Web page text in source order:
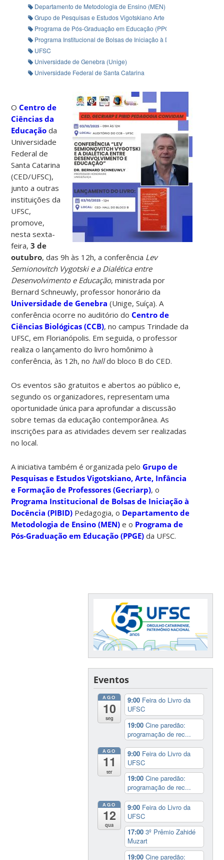
Departamento de Metodologia de Ensino (MEN)
Grupo de Pesquisas e Estudos Vigotskiano Arte Infância e
Programa de Pós-Graduação em Educação (PPGE)
Programa Institucional de Bolsas de Iniciação à Docência (PIBID)
UFSC
Universidade de Genebra (Unige)
Universidade Federal de Santa Catarina
OCentro de
Ciências da
Educação da
Universidade
Federal de
Santa Catarina
(CED/UFSC),
junto a outras
instituições da
UFSC,
promove,
nesta sexta-
feira,3 de
outubro, das 9h às 12h, a conferência Lev
Semionovitch Vygotski e a Dialética entre
Desenvolvimento e Educação, ministrada por
Bernard Schneuwly, professor honorário da
Universidade de Genebra (Unige, Suíça). A
conferência ocorre no auditório doCentro de
Ciências Biológicas (CCB), no campus Trindade da
UFSC, em Florianópolis. Em seguida, o professor
realiza o lançamento do livro homônimo à
conferência, às 12h, no halldo bloco B do CED.
Os eventos são gratuitos e abertos ao público e,
segundo os organizadores, representam uma
oportunidade única para aprofundar a discussão
sobre temas da educação contemporânea. As
inscrições para as atividades devem ser realizadas
no local.
A iniciativa também é organizada peloGrupo de
Pesquisas e Estudos Vigotskiano, Arte, Infância
e Formação de Professores (Gecriarp), o
Programa Institucional de Bolsas de Iniciação à
Docência (PIBID) Pedagogia, o Departamento de
Metodologia de Ensino (MEN) e o Programa de
Pós-Graduação em Educação (PPGE) da UFSC.
Eventos
AGO
10
seg
9:00 Feira do Livro da
UFSC
19:00Cine paredão:
programação de rec...
AGO
11
ter
9:00 Feira do Livro da
UFSC
19:00Cine paredão:
programação de rec...
AGO
12
qua
9:00 Feira do Livro da
UFSC
17:003º Prêmio Zahidé
Muzart
19:00Cine paredão: